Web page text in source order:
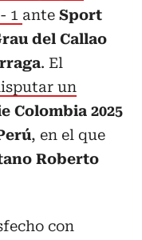
1 ante Sport
del Callao
. El
un
Colombia 2025
, en el que
Roberto
con